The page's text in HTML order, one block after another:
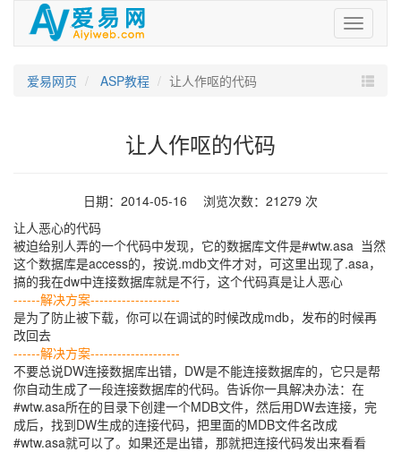
爱
易
爱易网页
ASP教程 让人作呕的代码
让人作呕的代码
日期：2014-05-16 浏览次数：21279 次
让人恶心的代码
被迫给别人弄的一个代码中发现，它的数据库文件是#wtw.asa 当然
这个数据库是access的，按说.mdb文件才对，可这里出现了.asa，
搞的我在dw中连接数据库就是不行，这个代码真是让人恶心
------解决方案--------------------
是为了防止被下载，你可以在调试的时候改成mdb，发布的时候再
改回去
------解决方案--------------------
不要总说DW连接数据库出错，DW是不能连接数据库的，它只是帮
你自动生成了一段连接数据库的代码。告诉你一具解决办法：在
#wtw.asa所在的目录下创建一个MDB文件，然后用DW去连接，完
成后，找到DW生成的连接代码，把里面的MDB文件名改成
#wtw.asa就可以了。如果还是出错，那就把连接代码发出来看看